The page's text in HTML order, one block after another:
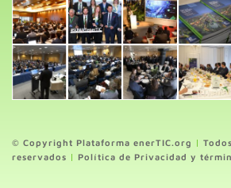
© Copyright Plataforma enerTIC.org |
reservados | Política de Privacidad y